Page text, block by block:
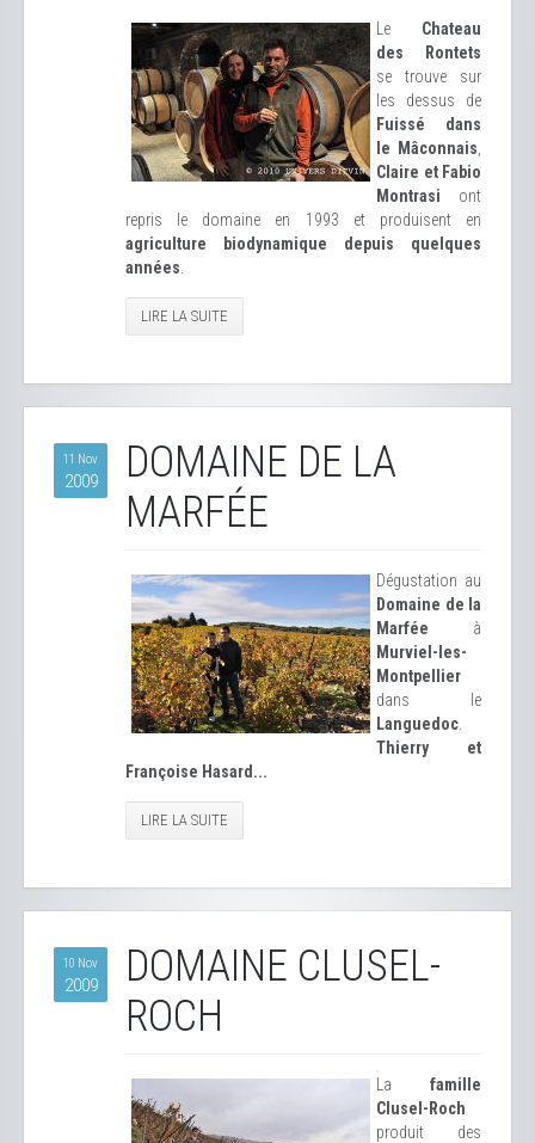
Le Chateau
des Rontets
se trouve sur
les dessus de
Fuissé dans
le Mâconnais
Claire et Fabio
Montrasi ont
repris le domaine en 1993 et produisent en
agriculture biodynamique depuis quelques
années
LIRE LA SUITE
11 Nov
2009
DOMAINE DE LA
MARFÉE
Dégustation au
Domaine de la
Marfée à
Murviel-les-
Montpellier
dans le
Languedoc
Thierry et
Françoise Hasard...
LIRE LA SUITE
10 Nov
2009
DOMAINE CLUSEL-
ROCH
La famille
Clusel-Roch
produit des